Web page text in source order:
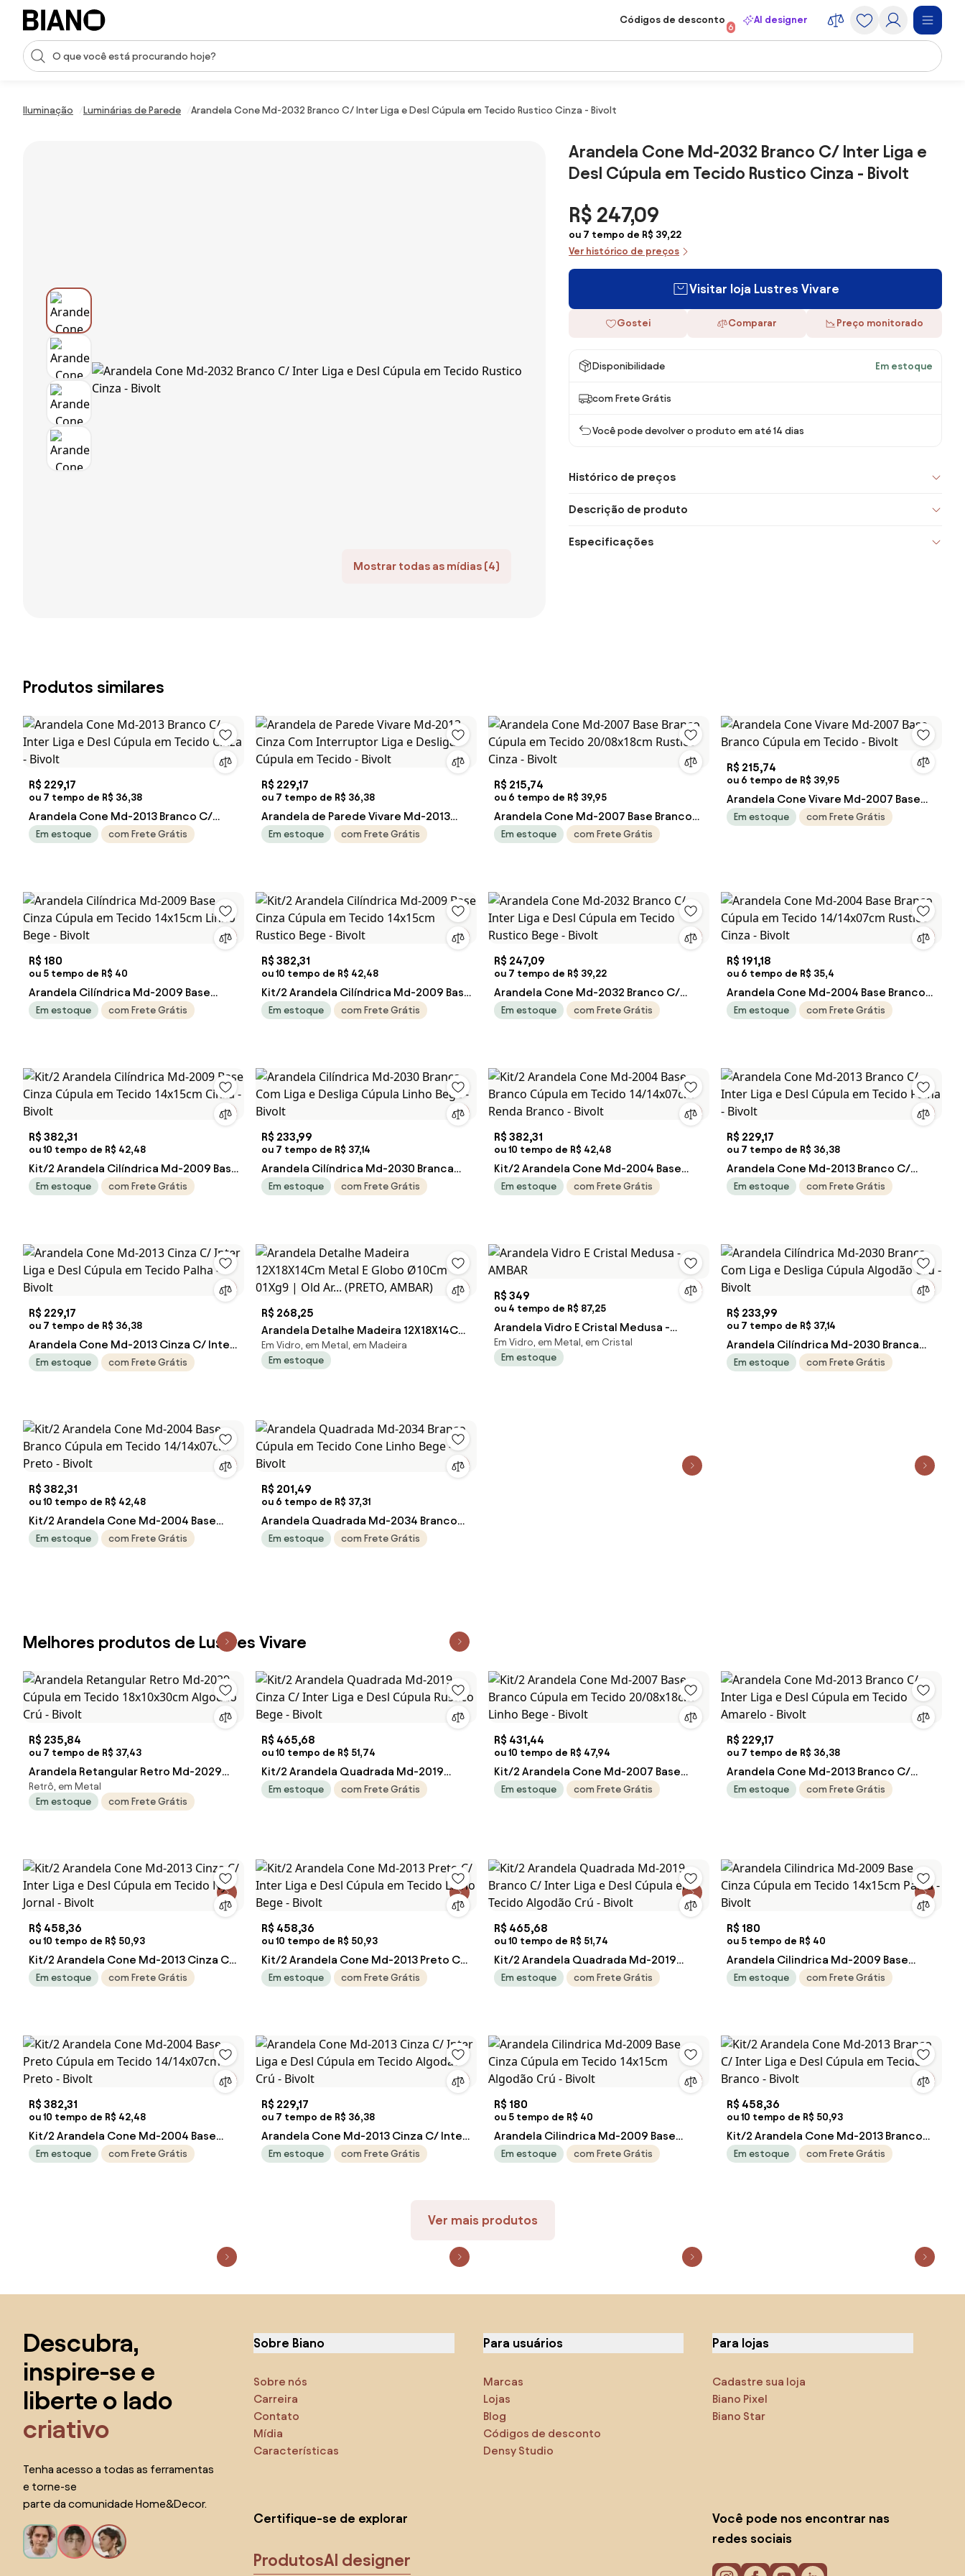
Saltar para o conteúdo
Entrada de pesquisa
Códigos de desconto
6
AI designer
Iluminação Luminárias de Parede Arandela Cone Md-2032 Branco C/ Inter Liga e Desl Cúpula em Tecido Rustico Cinza - Bivolt
Mostrar todas as mídias (4)
Arandela Cone Md-2032 Branco C/ Inter Liga e
Desl Cúpula em Tecido Rustico Cinza - Bivolt
R$ 247,09
ou 7 tempo de R$ 39,22
Ver histórico de preços
Visitar loja Lustres Vivare
Gostei Comparar Preço monitorado
Disponibilidade Em estoque
com Frete Grátis
Você pode devolver o produto em até 14 dias
Histórico de preços
Descrição de produto
Especificações
Produtos similares
R$ 229,17
ou 7 tempo de R$ 36,38
Arandela Cone Md-2013 Branco C/
Inter Liga e Desl Cúpula em Tecido
Em estoque com Frete Grátis
R$ 229,17
ou 7 tempo de R$ 36,38
Arandela de Parede Vivare Md-2013
Cinza Com Interruptor Liga e Desliga
Em estoque com Frete Grátis
R$ 215,74
ou 6 tempo de R$ 39,95
Arandela Cone Md-2007 Base Branco
Cúpula em Tecido 20/08x18cm Rustico
Em estoque com Frete Grátis
R$ 215,74
ou 6 tempo de R$ 39,95
Arandela Cone Vivare Md-2007 Base
Branco Cúpula em Tecido - Bivolt
Em estoque com Frete Grátis
R$ 180
ou 5 tempo de R$ 40
Arandela Cilíndrica Md-2009 Base
Cinza Cúpula em Tecido 14x15cm Linho
Em estoque com Frete Grátis
R$ 382,31
ou 10 tempo de R$ 42,48
Kit/2 Arandela Cilíndrica Md-2009 Base
Cinza Cúpula em Tecido 14x15cm
Em estoque com Frete Grátis
R$ 247,09
ou 7 tempo de R$ 39,22
Arandela Cone Md-2032 Branco C/
Inter Liga e Desl Cúpula em Tecido
Em estoque com Frete Grátis
R$ 191,18
ou 6 tempo de R$ 35,4
Arandela Cone Md-2004 Base Branco
Cúpula em Tecido 14/14x07cm Rustico
Em estoque com Frete Grátis
R$ 382,31
ou 10 tempo de R$ 42,48
Kit/2 Arandela Cilíndrica Md-2009 Base
Cinza Cúpula em Tecido 14x15cm
Em estoque com Frete Grátis
R$ 233,99
ou 7 tempo de R$ 37,14
Arandela Cilíndrica Md-2030 Branca
Com Liga e Desliga Cúpula Linho Bege -
Em estoque com Frete Grátis
R$ 382,31
ou 10 tempo de R$ 42,48
Kit/2 Arandela Cone Md-2004 Base
Branco Cúpula em Tecido 14/14x07cm
Em estoque com Frete Grátis
R$ 229,17
ou 7 tempo de R$ 36,38
Arandela Cone Md-2013 Branco C/
Inter Liga e Desl Cúpula em Tecido
Em estoque com Frete Grátis
R$ 229,17
ou 7 tempo de R$ 36,38
Arandela Cone Md-2013 Cinza C/ Inter
Liga e Desl Cúpula em Tecido Palha -
Em estoque com Frete Grátis
R$ 268,25
Arandela Detalhe Madeira 12X18X14Cm
Metal E Globo Ø10Cm 01Xg9 | Old Ar...
(PRETO, AMBAR)
Em Vidro, em Metal, em Madeira
Em estoque
R$ 349
ou 4 tempo de R$ 87,25
Arandela Vidro E Cristal Medusa -
AMBAR
Em Vidro, em Metal, em Cristal
Em estoque
R$ 233,99
ou 7 tempo de R$ 37,14
Arandela Cilíndrica Md-2030 Branca
Com Liga e Desliga Cúpula Algodão
Em estoque com Frete Grátis
R$ 382,31
ou 10 tempo de R$ 42,48
Kit/2 Arandela Cone Md-2004 Base
Branco Cúpula em Tecido 14/14x07cm
Em estoque com Frete Grátis
R$ 201,49
ou 6 tempo de R$ 37,31
Arandela Quadrada Md-2034 Branco
Cúpula em Tecido Cone Linho Bege -
Em estoque com Frete Grátis
Melhores produtos de Lustres Vivare
R$ 235,84
ou 7 tempo de R$ 37,43
Arandela Retangular Retro Md-2029
Cúpula em Tecido 18x10x30cm
Algodão Crú - Bivolt
Retrô, em Metal
Em estoque
com Frete Grátis
R$ 465,68
ou 10 tempo de R$ 51,74
Kit/2 Arandela Quadrada Md-2019
Cinza C/ Inter Liga e Desl Cúpula
Em estoque com Frete Grátis
R$ 431,44
ou 10 tempo de R$ 47,94
Kit/2 Arandela Cone Md-2007 Base
Branco Cúpula em Tecido 20/08x18cm
Em estoque com Frete Grátis
R$ 229,17
ou 7 tempo de R$ 36,38
Arandela Cone Md-2013 Branco C/
Inter Liga e Desl Cúpula em Tecido
Em estoque com Frete Grátis
R$ 458,36
ou 10 tempo de R$ 50,93
Kit/2 Arandela Cone Md-2013 Cinza C/
Inter Liga e Desl Cúpula em Tecido Ny-
Em estoque com Frete Grátis
R$ 458,36
ou 10 tempo de R$ 50,93
Kit/2 Arandela Cone Md-2013 Preto C/
Inter Liga e Desl Cúpula em Tecido
Em estoque com Frete Grátis
R$ 465,68
ou 10 tempo de R$ 51,74
Kit/2 Arandela Quadrada Md-2019
Branco C/ Inter Liga e Desl Cúpula em
Em estoque com Frete Grátis
R$ 180
ou 5 tempo de R$ 40
Arandela Cilindrica Md-2009 Base
Cinza Cúpula em Tecido 14x15cm Palha
Em estoque com Frete Grátis
R$ 382,31
ou 10 tempo de R$ 42,48
Kit/2 Arandela Cone Md-2004 Base
Preto Cúpula em Tecido 14/14x07cm
Em estoque com Frete Grátis
R$ 229,17
ou 7 tempo de R$ 36,38
Arandela Cone Md-2013 Cinza C/ Inter
Liga e Desl Cúpula em Tecido Algodão
Em estoque com Frete Grátis
R$ 180
ou 5 tempo de R$ 40
Arandela Cilindrica Md-2009 Base
Cinza Cúpula em Tecido 14x15cm
Em estoque com Frete Grátis
R$ 458,36
ou 10 tempo de R$ 50,93
Kit/2 Arandela Cone Md-2013 Branco
C/ Inter Liga e Desl Cúpula em Tecido
Em estoque com Frete Grátis
Ver mais produtos
Descubra,
inspire-se e
liberte o lado
criativo
Tenha acesso a todas as ferramentas
e torne-se
parte da comunidade Home&Decor.
Sobre Biano
Sobre nós
Carreira
Contato
Mídia
Características
Para usuários
Marcas
Lojas
Blog
Códigos de desconto
Densy Studio
Para lojas
Cadastre sua loja
Biano Pixel
Biano Star
Certifique-se de explorar
ProdutosAI designer
Você pode nos encontrar nas
redes sociais